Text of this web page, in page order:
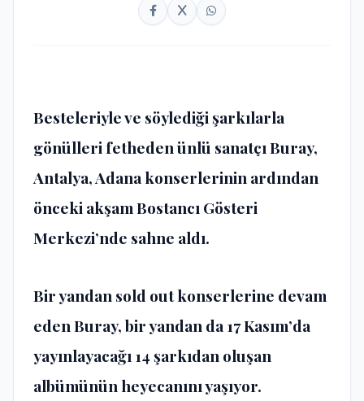
Besteleriyle ve söylediği şarkılarla
gönülleri fetheden ünlü sanatçı Buray,
Antalya, Adana konserlerinin ardından
önceki akşam Bostancı Gösteri
Merkezi’nde sahne aldı.
Bir yandan sold out konserlerine devam
eden Buray, bir yandan da 17 Kasım’da
yayınlayacağı 14 şarkıdan oluşan
albümünün heyecanını yaşıyor.